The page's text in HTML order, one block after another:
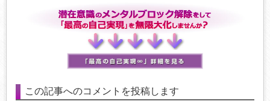
この記事へのコメントを投稿します